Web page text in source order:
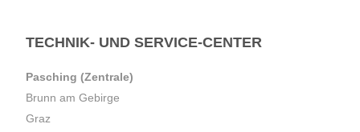
TECHNIK- UND SERVICE-CENTER
Pasching (Zentrale)
Brunn am Gebirge
Graz